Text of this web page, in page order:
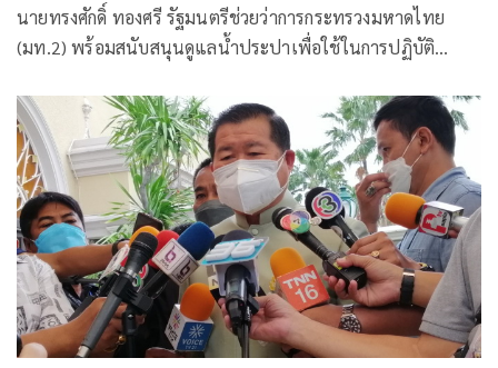
นายทรงศักดิ์ ทองศรี รัฐมนตรีช่วยว่าการกระทรวงมหาดไทย
(มท.2) พร้อมสนับสนุนดูแลน้ำประปาเพื่อใช้ในการปฏิบัติ